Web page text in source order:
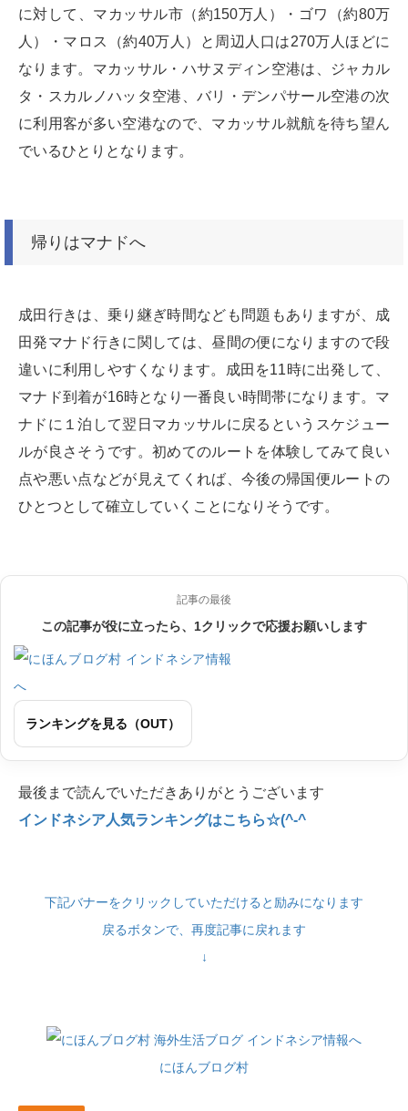
に対して、マカッサル市（約150万人）・ゴワ（約80万
人）・マロス（約40万人）と周辺人口は270万人ほどに
なります。マカッサル・ハサヌディン空港は、ジャカル
タ・スカルノハッタ空港、バリ・デンパサール空港の次
に利用客が多い空港なので、マカッサル就航を待ち望ん
でいるひとりとなります。
帰りはマナドへ
成田行きは、乗り継ぎ時間なども問題もありますが、成
田発マナド行きに関しては、昼間の便になりますので段
違いに利用しやすくなります。成田を11時に出発して、
マナド到着が16時となり一番良い時間帯になります。マ
ナドに１泊して翌日マカッサルに戻るというスケジュー
ルが良さそうです。初めてのルートを体験してみて良い
点や悪い点などが見えてくれば、今後の帰国便ルートの
ひとつとして確立していくことになりそうです。
記事の最後
この記事が役に立ったら、1クリックで応援お願いします
ランキングを見る（OUT）
最後まで読んでいただきありがとうございます
インドネシア人気ランキングはこちら☆(^-^
下記バナーをクリックしていただけると励みになります
戻るボタンで、再度記事に戻れます
↓
にほんブログ村